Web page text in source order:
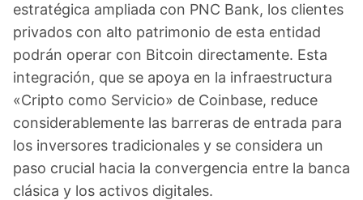
estratégica ampliada con PNC Bank, los clientes
privados con alto patrimonio de esta entidad
podrán operar con Bitcoin directamente. Esta
integración, que se apoya en la infraestructura
«Cripto como Servicio» de Coinbase, reduce
considerablemente las barreras de entrada para
los inversores tradicionales y se considera un
paso crucial hacia la convergencia entre la banca
clásica y los activos digitales.